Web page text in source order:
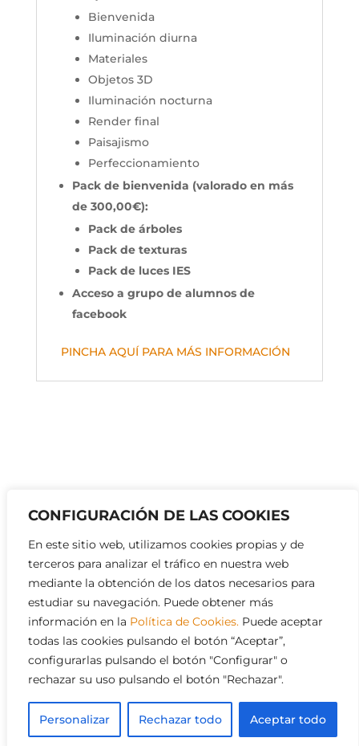
CONFIGURACIÓN DE LAS COOKIES
En este sitio web, utilizamos cookies propias y de
terceros para analizar el tráfico en nuestra web
mediante la obtención de los datos necesarios para
estudiar su navegación. Puede obtener más
información en la Política de Cookies. Puede aceptar
todas las cookies pulsando el botón “Aceptar”,
configurarlas pulsando el botón "Configurar" o
rechazar su uso pulsando el botón "Rechazar".
Personalizar Rechazar todo Aceptar todo
Bienvenida
Iluminación diurna
Materiales
Objetos 3D
Iluminación nocturna
Render final
Paisajismo
Perfeccionamiento
Pack de bienvenida (valorado en más
de 300,00€):
Pack de árboles
Pack de texturas
Pack de luces IES
Acceso a grupo de alumnos de
facebook
PINCHA AQUÍ PARA MÁS INFORMACIÓN
Legal-Política de Privacidad
Política de
Cookies -Política de Devoluciones